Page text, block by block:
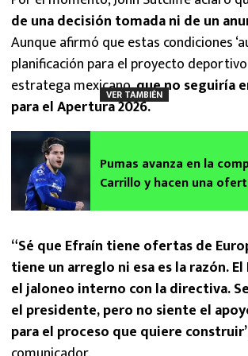
de una decisión tomada ni de un
Aunque afirmó que estas condiciones
planificación para el proyecto
estratega mexicano,que no seguiría
para el Apertura 2026.
VER TAMBIÉN
Pumas avanza en la
Carrillo y hacen una
“Sé que Efraín tiene ofertas de
tiene un arreglo ni esa es la razón.
el jaloneo interno con la directiva.
el presidente, pero no siente el
para el proceso que quiere